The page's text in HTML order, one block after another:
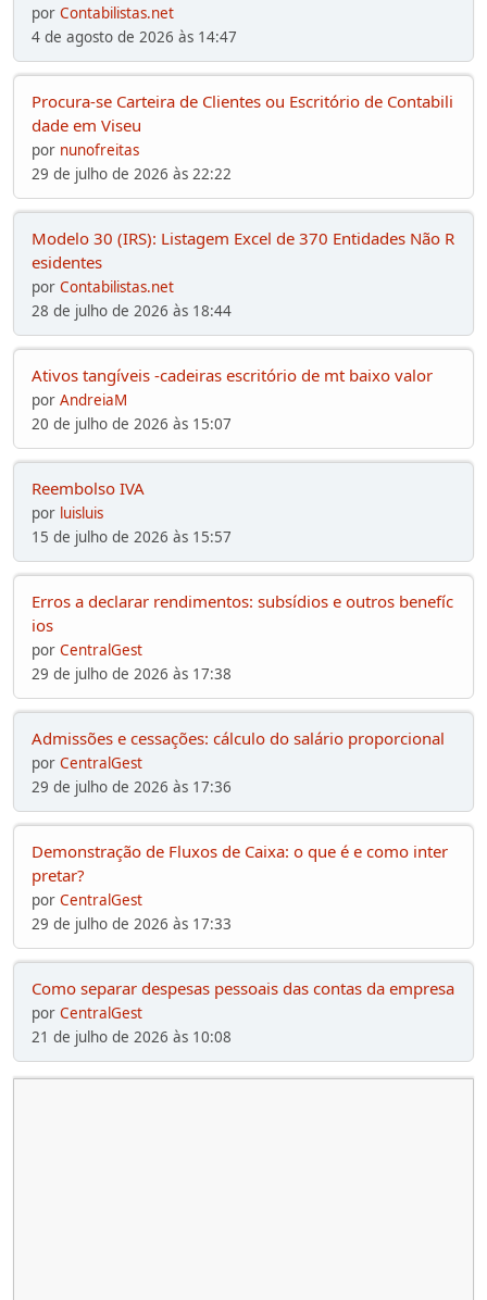
por Contabilistas.net
4 de agosto de 2026 às 14:47
Procura-se Carteira de Clientes ou Escritório de Contabili
dade em Viseu
por nunofreitas
29 de julho de 2026 às 22:22
Modelo 30 (IRS): Listagem Excel de 370 Entidades Não R
esidentes
por Contabilistas.net
28 de julho de 2026 às 18:44
Ativos tangíveis -cadeiras escritório de mt baixo valor
por AndreiaM
20 de julho de 2026 às 15:07
Reembolso IVA
por luisluis
15 de julho de 2026 às 15:57
Erros a declarar rendimentos: subsídios e outros benefíc
ios
por CentralGest
29 de julho de 2026 às 17:38
Admissões e cessações: cálculo do salário proporcional
por CentralGest
29 de julho de 2026 às 17:36
Demonstração de Fluxos de Caixa: o que é e como inter
pretar?
por CentralGest
29 de julho de 2026 às 17:33
Como separar despesas pessoais das contas da empresa
por CentralGest
21 de julho de 2026 às 10:08